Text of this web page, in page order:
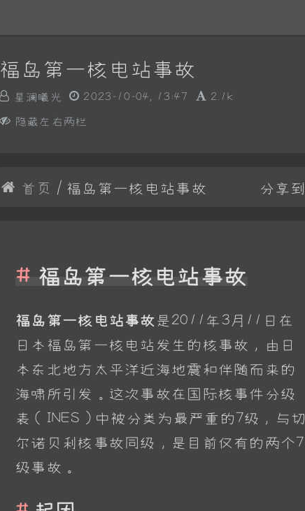
福岛第一核电站事故
星澜曦光 2023-10-04, 13:47
2.1k
隐藏左右两栏
首页 / 福岛第一核电站事故 分享到
福岛第一核电站事故
福岛第一核电站事故是2011年3月11日在
日本福岛第一核电站发生的核事故，由日
本东北地方太平洋近海地震和伴随而来的
海啸所引发。这次事故在国际核事件分级
表（INES）中被分类为最严重的7级，与切
尔诺贝利核事故同级，是目前仅有的两个7
级事故。